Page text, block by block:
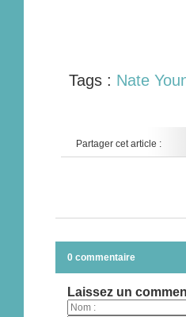
Tags : Nate
Partager cet article :
0 commentaire
Laissez un